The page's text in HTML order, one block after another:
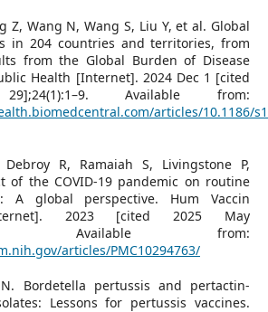
Z, Wang N, Wang S, Liu Y, et al. Global
in 204 countries and territories, from
from the Global Burden of Disease
Health [Internet]. 2024 Dec 1 [cited
Available from:
articles/10.1186/
R, Ramaiah S, Livingstone P,
of the COVID-19 pandemic on routine
A global perspective. Hum Vaccin
2023 [cited 2025 May
Available from:
articles/PMC10294763/
Bordetella pertussis and pertactin-
Lessons for pertussis vaccines.